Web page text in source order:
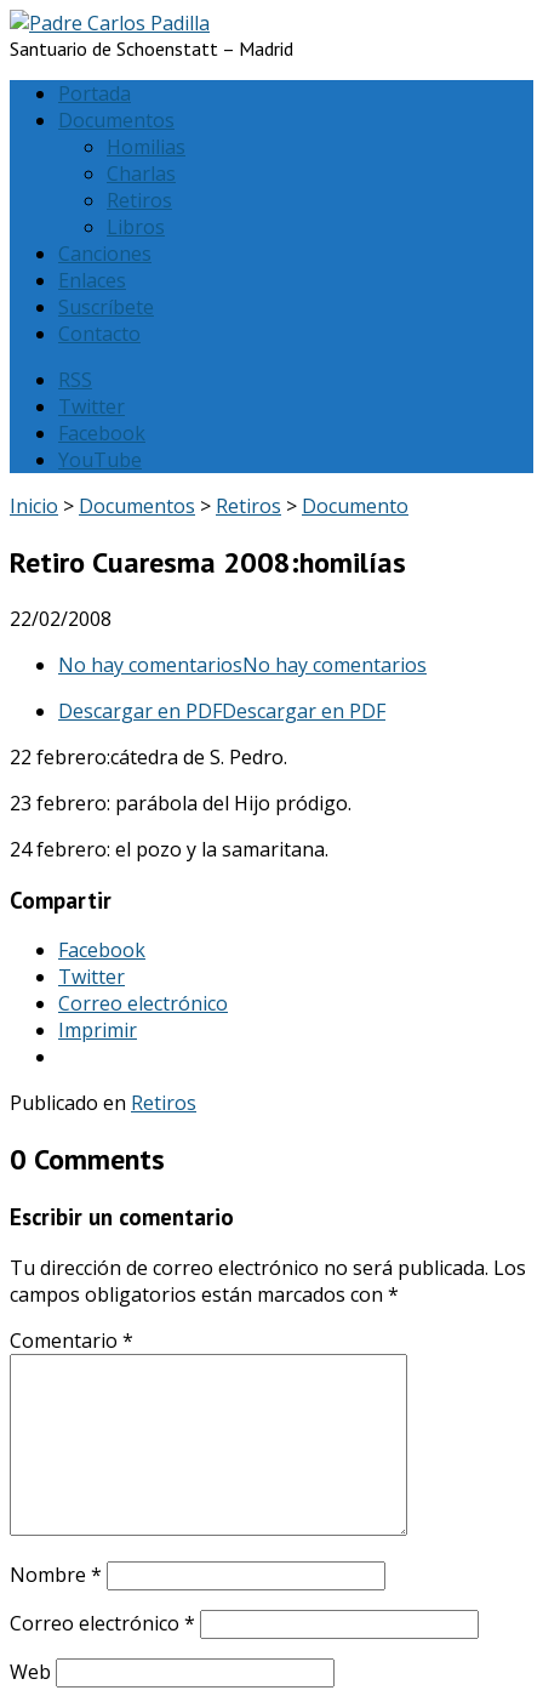
Santuario de Schoenstatt – Madrid
Portada
Documentos
Homilias
Charlas
Retiros
Libros
Canciones
Enlaces
Suscríbete
Contacto
RSS
Twitter
Facebook
YouTube
Inicio > Documentos > Retiros > Documento
Retiro Cuaresma 2008:homilías
22/02/2008
No hay comentariosNo hay comentarios
Descargar en PDFDescargar en PDF
22 febrero:cátedra de S. Pedro.
23 febrero: parábola del Hijo pródigo.
24 febrero: el pozo y la samaritana.
Compartir
Facebook
Twitter
Correo electrónico
Imprimir
Publicado en Retiros
0 Comments
Escribir un comentario
Tu dirección de correo electrónico no será publicada. Los
campos obligatorios están marcados con *
Comentario *
Nombre *
Correo electrónico *
Web